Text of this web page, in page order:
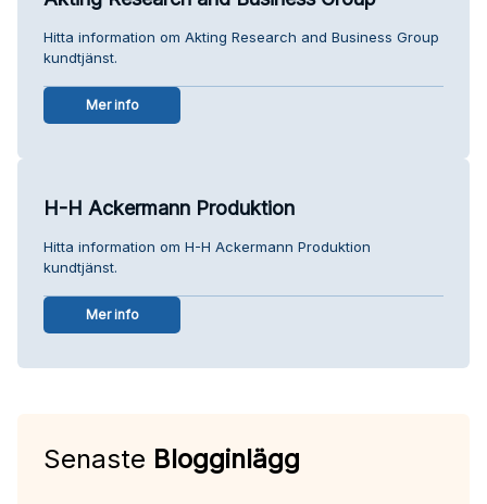
Hitta information om Akting Research and Business Group
kundtjänst.
Mer info
H-H Ackermann Produktion
Hitta information om H-H Ackermann Produktion
kundtjänst.
Mer info
Senaste Blogginlägg